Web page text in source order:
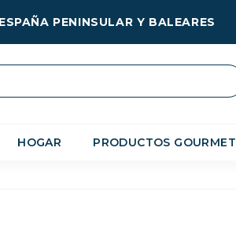
PENINSULAR Y BALEARES
HOGAR PRODUCTOS GOURMET